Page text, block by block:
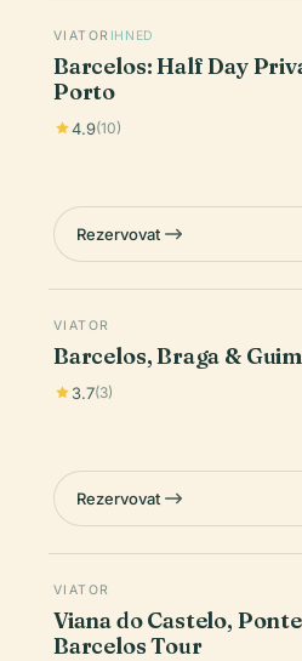
VIATOR IHNED
Barcelos: Half Day
Porto
4.9(10)
Rezervovat
VIATOR
Barcelos, Braga &
3.7(3)
Rezervovat
VIATOR
Viana do Castelo,
Barcelos Tour